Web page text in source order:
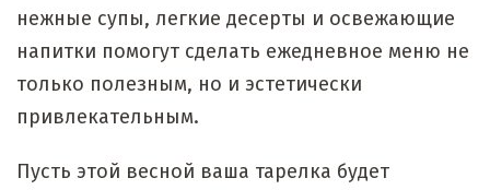
нежные супы, легкие десерты и освежающие
напитки помогут сделать ежедневное меню не
только полезным, но и эстетически
привлекательным.
Пусть этой весной ваша тарелка будет